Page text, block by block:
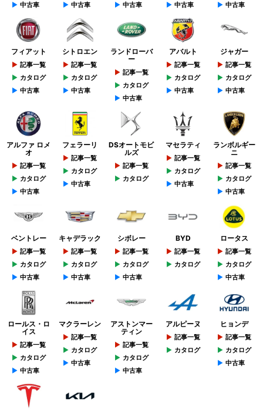
中古車
中古車
中古車
中古車
中古車
フィアット
記事一覧
カタログ
中古車
シトロエン
記事一覧
カタログ
中古車
ランドローバ
ー
記事一覧
カタログ
中古車
アバルト
記事一覧
カタログ
中古車
ジャガー
記事一覧
カタログ
中古車
アルファ ロメ
オ
記事一覧
カタログ
中古車
フェラーリ
記事一覧
カタログ
中古車
DSオートモビ
ルズ
記事一覧
カタログ
マセラティ
記事一覧
カタログ
中古車
ランボルギー
ニ
記事一覧
カタログ
中古車
ベントレー
記事一覧
カタログ
中古車
キャデラック
記事一覧
カタログ
中古車
シボレー
記事一覧
カタログ
中古車
BYD
記事一覧
カタログ
ロータス
記事一覧
カタログ
中古車
ロールス・ロ
イス
記事一覧
カタログ
中古車
マクラーレン
記事一覧
カタログ
中古車
アストンマー
ティン
記事一覧
カタログ
中古車
アルピーヌ
記事一覧
カタログ
ヒョンデ
記事一覧
カタログ
中古車